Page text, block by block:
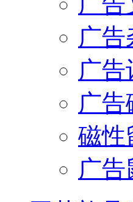
广告
广告
广告
磁性
广告